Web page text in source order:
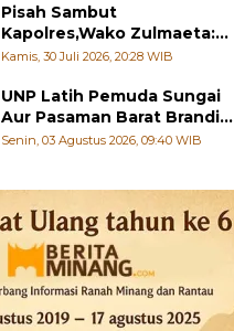
Kesehatan
Pisah Sambut
Kapolres,Wako Zulmaeta:
Sinergi Pemko dan Polres
Pembangunan
Kamis, 30 Juli 2026, 20:28 WIB
UNP Latih Pemuda Sungai
Aur Pasaman Barat Branding
Wisata Beringin
Senin, 03 Agustus 2026, 09:40 WIB